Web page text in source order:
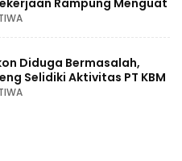
Rampung Menguat
Diduga Bermasalah,
Selidiki Aktivitas PT KBM